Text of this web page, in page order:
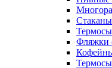
Стаканы
Фляжки